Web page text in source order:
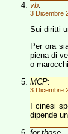
vb:
3 Dicembre
Sui diritti
Per ora
piena di
o
MCP:
3 Dicembre
I cinesi
dipende